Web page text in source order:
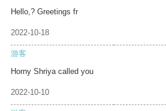
Hello,? Greetings fr
2022-10-18
游客
Horny Shriya called you
2022-10-10